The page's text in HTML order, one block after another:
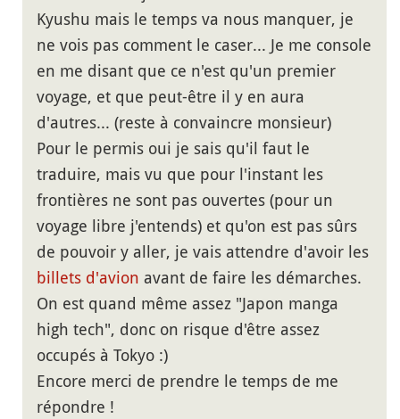
Kyushu mais le temps va nous manquer, je
ne vois pas comment le caser... Je me console
en me disant que ce n'est qu'un premier
voyage, et que peut-être il y en aura
d'autres... (reste à convaincre monsieur)
Pour le permis oui je sais qu'il faut le
traduire, mais vu que pour l'instant les
frontières ne sont pas ouvertes (pour un
voyage libre j'entends) et qu'on est pas sûrs
de pouvoir y aller, je vais attendre d'avoir les
billets d'avion avant de faire les démarches.
On est quand même assez "Japon manga
high tech", donc on risque d'être assez
occupés à Tokyo :)
Encore merci de prendre le temps de me
répondre !